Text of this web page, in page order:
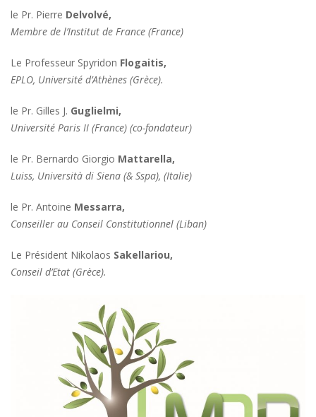
le Pr. Pierre Delvolvé,
Membre de l’Institut de France (France)
Le Professeur Spyridon Flogaitis,
EPLO, Université d’Athènes (Grèce).
le Pr. Gilles J. Guglielmi,
Université Paris II (France) (co-fondateur)
le Pr. Bernardo Giorgio Mattarella,
Luiss, Università di Siena (& Sspa), (Italie)
le Pr. Antoine Messarra,
Conseiller au Conseil Constitutionnel (Liban)
Le Président Nikolaos Sakellariou,
Conseil d’Etat (Grèce).